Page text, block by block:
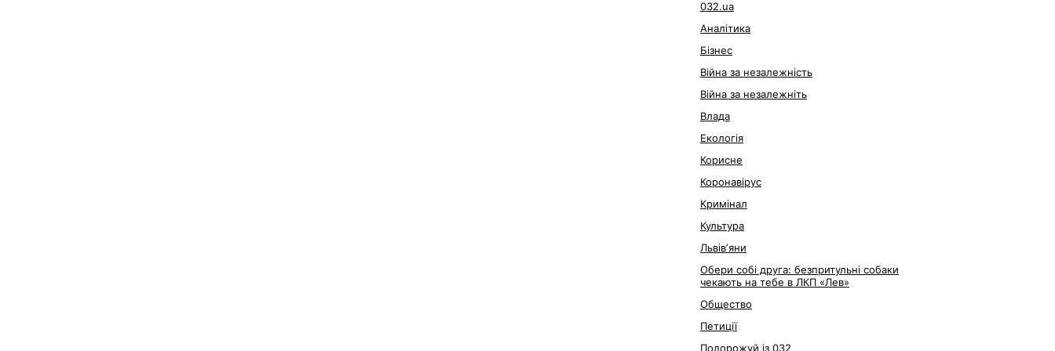
032.ua
Аналітика
Бізнес
Війна за незалежність
Війна за незалежніть
Влада
Екологія
Корисне
Коронавірус
Кримінал
Культура
Львівʼяни
Обери собі друга: безпритульні собаки
чекають на тебе в ЛКП «Лев»
Общество
Петиції
Подорожуй із 032